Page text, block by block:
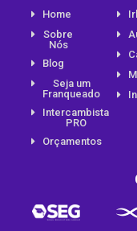
Home
Sobre
Nós
Blog
Seja um
Franqueado
Intercambista
PRO
Orçamentos